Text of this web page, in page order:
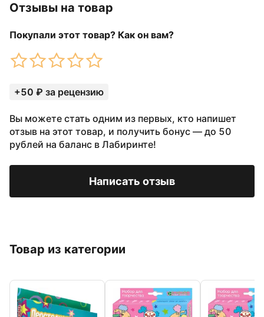
Отзывы на товар
Покупали этот товар? Как он вам?
+50 ₽ за рецензию
Вы можете стать одним из первых, кто напишет
отзыв на этот товар, и получить бонус — до 50
рублей на баланс в Лабиринте!
Написать отзыв
Товар из категории